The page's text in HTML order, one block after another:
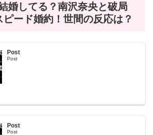
婚してる？南沢奈央と破局
ピード婚約！世間の反応は？
Post
Post
Post
Post